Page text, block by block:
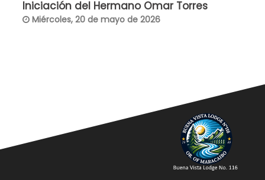
Iniciación del Hermano Omar Torres
Miércoles, 20 de mayo de 2026